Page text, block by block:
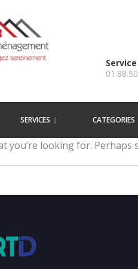
SERVICES CATEGORIES
you’re looking for. Perhaps